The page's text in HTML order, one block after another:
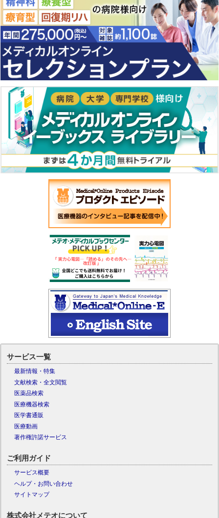
サービス一覧
最新情報・特集
文献検索・全文閲覧
医薬品検索
医療機器検索
医学書通販
医療動画
著作権許諾サービス
ご利用ガイド
サービス概要
ヘルプ・お問い合わせ
サイトマップ
株式会社メテオについて